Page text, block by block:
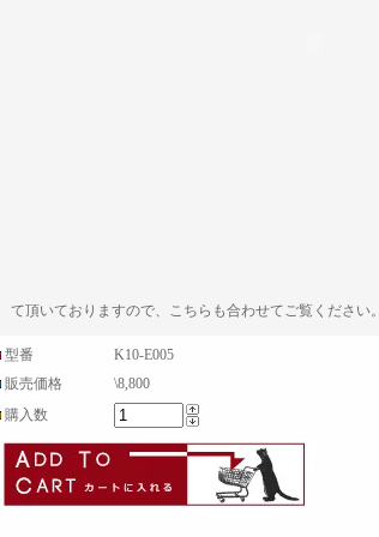
て頂いておりますので、こちらも合わせてご覧ください
型番
K10-E005
販売価格
\8,800
購入数